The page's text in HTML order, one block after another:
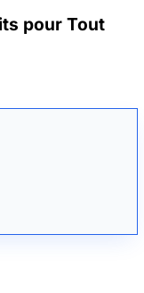
pour Tout